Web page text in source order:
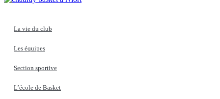
La vie du club
Les équipes
Section sportive
L’école de Basket